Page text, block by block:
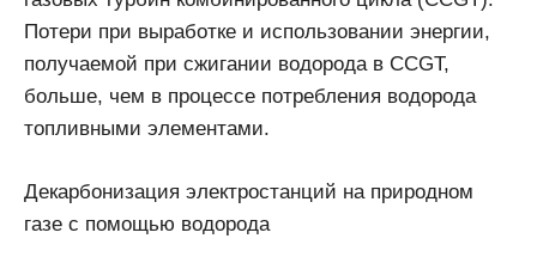
Потери при выработке и использовании энергии,
получаемой при сжигании водорода в CCGT,
больше, чем в процессе потребления водорода
топливными элементами.
Декарбонизация электростанций на природном
газе с помощью водорода